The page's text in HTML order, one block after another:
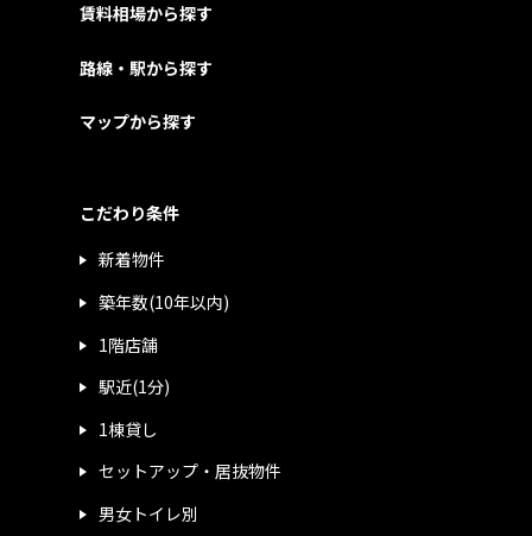
賃料相場から探す
路線・駅から探す
マップから探す
こだわり条件
新着物件
築年数(10年以内)
1階店舗
駅近(1分)
1棟貸し
セットアップ・居抜物件
男女トイレ別